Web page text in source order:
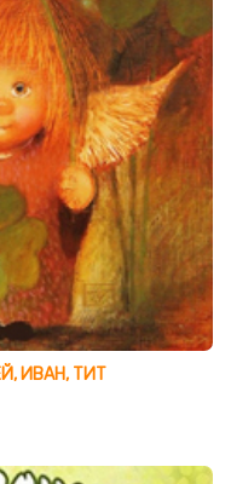
ИВАН, ТИТ